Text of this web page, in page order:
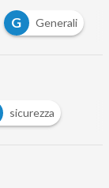
G
Generali
sicurezza